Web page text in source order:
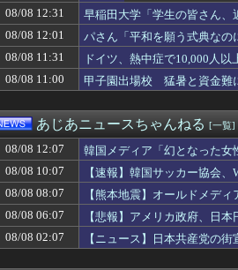
【8月】婚活総合トピ【2026年】
「女は見た目で判断しすぎ」と言う男性が
同族嫌悪？なんとなく気になる人
海外「日本のこの場所は現実とは思えな
【悲報】ガキ「これインターネット老人
【愕然】ソープのお姉さんが生で中だしさ
【朗報】「あの椅子カバー」のカプセルト
こども家庭庁、出国後の外国人に児童手当
【画像】坂口杏里、逃走してウ●カスまで
【日向坂46】りーお「え、これ本当にこの
寺田心さん(18)、筋トレした結果無事かわ
【画像】スウェーデンのエッチなJK、ビー
林瑠奈ちゃん、あやてぃーへの手紙でまさ
街の写真を貼って田舎か田舎ではないか判
義実家の善意の押し付けが堪えられない。
08/08 12:31
早稲田大学「学生の皆さん、
08/08 12:01
パさん「平和を願う式典なの
08/08 11:31
ドイツ、熱中症で10,000人
08/08 11:00
甲子園出場校 猛暑と資金難
あじあニュースちゃんねる [一覧]
08/08 12:07
韓国メディア「幻となった女
08/08 10:07
【速報】韓国サッカー協会
08/08 08:07
【熊本地震】オールドメデ
08/08 06:07
【悲報】アメリカ政府、日
08/08 02:07
【ニュース】日本共産党の